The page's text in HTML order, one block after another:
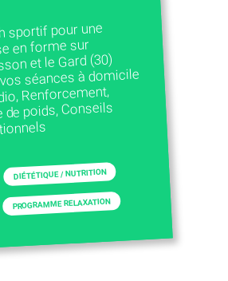
sportif pour une
en forme sur
et le Gard (30)
séances à domicile
Renforcement,
de poids, Conseils
DIÉTÉTIQUE / NUTRITION
PROGRAMME RELAXATION